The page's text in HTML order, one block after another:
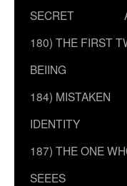
SECRET
180) THE FIRST
BEIING
184) MISTAKEN
IDENTITY
187) THE ONE
SEEES